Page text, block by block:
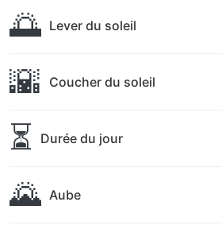
🌅 Lever du soleil
🌇 Coucher du soleil
⏳ Durée du jour
🌄 Aube